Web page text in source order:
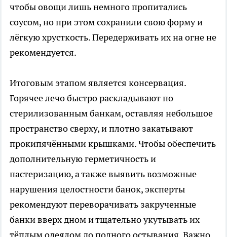
чтобы овощи лишь немного пропитались
соусом, но при этом сохранили свою форму и
лёгкую хрусткость. Передерживать их на огне не
рекомендуется.
Итоговым этапом является консервация.
Горячее лечо быстро раскладывают по
стерилизованным банкам, оставляя небольшое
пространство сверху, и плотно закатывают
прокипячёнными крышками. Чтобы обеспечить
дополнительную герметичность и
пастеризацию, а также выявить возможные
нарушения целостности банок, эксперты
рекомендуют переворачивать закрученные
банки вверх дном и тщательно укутывать их